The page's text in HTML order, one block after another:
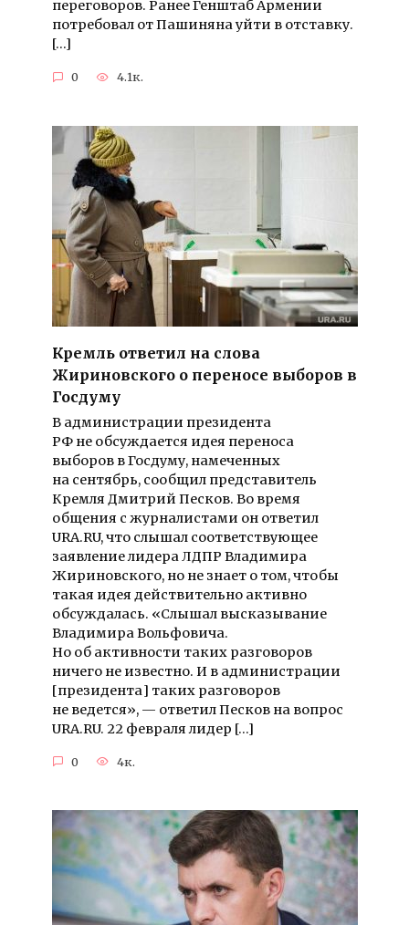
переговоров. Ранее Генштаб Армении
потребовал от Пашиняна уйти в отставку.
[…]
0 4.1к.
Кремль ответил на слова
Жириновского о переносе выборов в
Госдуму
В администрации президента
РФ не обсуждается идея переноса
выборов в Госдуму, намеченных
на сентябрь, сообщил представитель
Кремля Дмитрий Песков. Во время
общения с журналистами он ответил
URA.RU, что слышал соответствующее
заявление лидера ЛДПР Владимира
Жириновского, но не знает о том, чтобы
такая идея действительно активно
обсуждалась. «Слышал высказывание
Владимира Вольфовича.
Но об активности таких разговоров
ничего не известно. И в администрации
[президента] таких разговоров
не ведется», — ответил Песков на вопрос
URA.RU. 22 февраля лидер […]
0 4к.